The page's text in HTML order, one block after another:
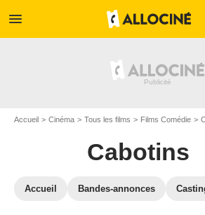
menu
Accueil Cinéma Tous les films Films Comédie
Cabotins
Accueil Bandes-annonces